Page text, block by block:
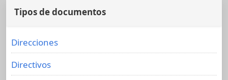
Tipos de documentos
Direcciones
Directivos